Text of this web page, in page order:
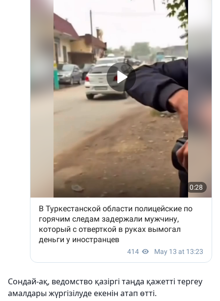
Сондай-ақ, ведомство қазіргі таңда қажетті тергеу
амалдары жүргізілуде екенін атап өтті.